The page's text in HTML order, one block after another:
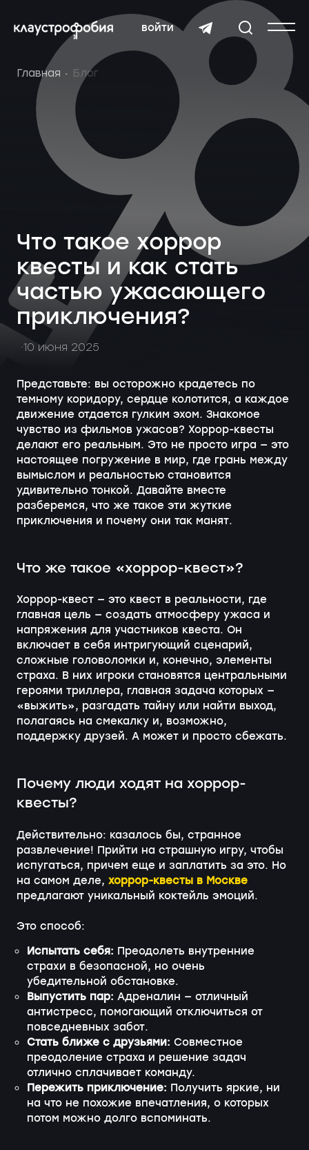
войти
Главная Блог
Что такое хоррор
квесты и как стать
частью ужасающего
приключения?
10 июня 2025
Представьте: вы осторожно крадетесь по
темному коридору, сердце колотится, а каждое
движение отдается гулким эхом. Знакомое
чувство из фильмов ужасов? Хоррор-квесты
делают его реальным. Это не просто игра — это
настоящее погружение в мир, где грань между
вымыслом и реальностью становится
удивительно тонкой. Давайте вместе
разберемся, что же такое эти жуткие
приключения и почему они так манят.
Что же такое «хоррор-квест»?
Хоррор-квест — это квест в реальности, где
главная цель — создать атмосферу ужаса и
напряжения для участников квеста. Он
включает в себя интригующий сценарий,
сложные головоломки и, конечно, элементы
страха. В них игроки становятся центральными
героями триллера, главная задача которых —
«выжить», разгадать тайну или найти выход,
полагаясь на смекалку и, возможно,
поддержку друзей. А может и просто сбежать.
Почему люди ходят на хоррор-
квесты?
Действительно: казалось бы, странное
развлечение! Прийти на страшную игру, чтобы
испугаться, причем еще и заплатить за это. Но
на самом деле, хоррор-квесты в Москве
предлагают уникальный коктейль эмоций.
Это способ:
Испытать себя: Преодолеть внутренние
страхи в безопасной, но очень
убедительной обстановке.
Выпустить пар: Адреналин — отличный
антистресс, помогающий отключиться от
повседневных забот.
Стать ближе с друзьями: Совместное
преодоление страха и решение задач
отлично сплачивает команду.
Пережить приключение: Получить яркие, ни
на что не похожие впечатления, о которых
потом можно долго вспоминать.